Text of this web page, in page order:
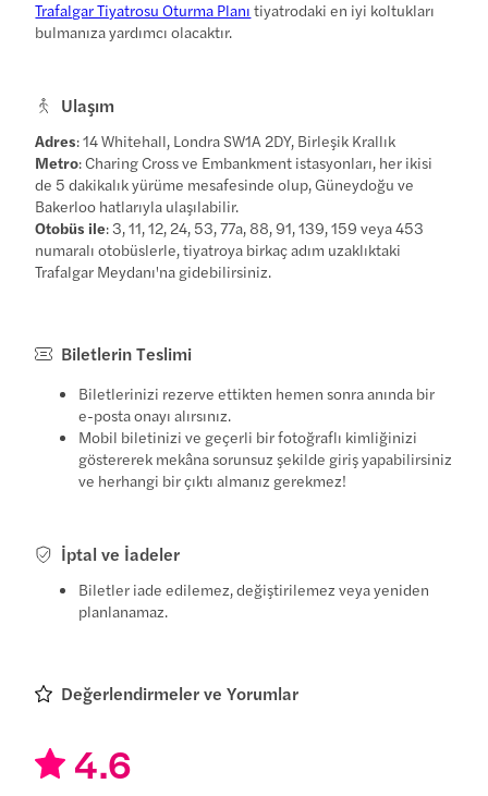
Trafalgar Tiyatrosu Oturma Planı tiyatrodaki en iyi koltukları
bulmanıza yardımcı olacaktır.
Ulaşım
Adres: 14 Whitehall, Londra SW1A 2DY, Birleşik Krallık
Metro: Charing Cross ve Embankment istasyonları, her ikisi
de 5 dakikalık yürüme mesafesinde olup, Güneydoğu ve
Bakerloo hatlarıyla ulaşılabilir.
Otobüs ile: 3, 11, 12, 24, 53, 77a, 88, 91, 139, 159 veya 453
numaralı otobüslerle, tiyatroya birkaç adım uzaklıktaki
Trafalgar Meydanı'na gidebilirsiniz.
Biletlerin Teslimi
Biletlerinizi rezerve ettikten hemen sonra anında bir
e-posta onayı alırsınız.
Mobil biletinizi ve geçerli bir fotoğraflı kimliğinizi
göstererek mekâna sorunsuz şekilde giriş yapabilirsiniz
ve herhangi bir çıktı almanız gerekmez!
İptal ve İadeler
Biletler iade edilemez, değiştirilemez veya yeniden
planlanamaz.
Değerlendirmeler ve Yorumlar
4.6